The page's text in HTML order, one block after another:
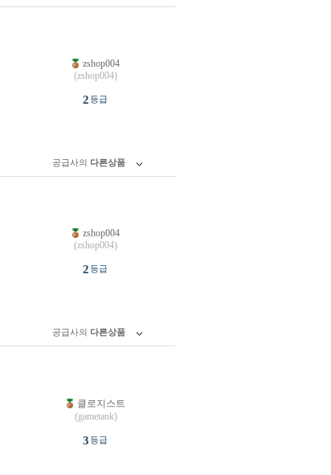
zshop004
(zshop004)
2등급
공급사의 다른상품
zshop004
(zshop004)
2등급
공급사의 다른상품
클로지스트
(gametank)
3등급